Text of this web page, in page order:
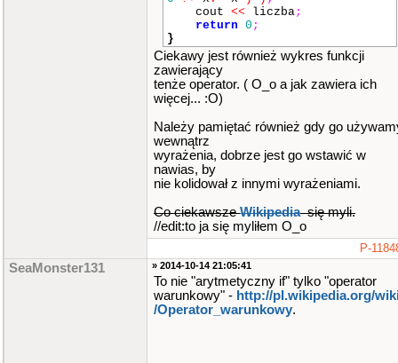
cout << liczba;
return 0 ;
}
Ciekawy jest również wykres funkcji
zawierający
tenże operator. ( O_o a jak zawiera ich
więcej... :O)
Należy pamiętać również gdy go
wewnątrz
wyrażenia, dobrze jest go wstawić w
nawias, by
nie kolidował z innymi wyrażeniami.
Co ciekawszeWikipediasię myli.
//edit:to ja się myliłem O_o
P-
SeaMonster131 » 2014-10-14 21:05:41
To nie "arytmetyczny if" tylko "operator
warunkowy" - http://pl.wikipedia.org/
/Operator_warunkowy.